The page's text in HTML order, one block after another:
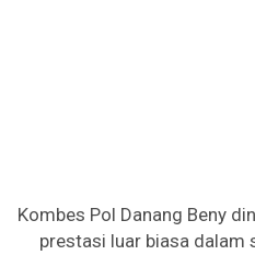
Kombes Pol Danang Beny
prestasi luar biasa dalam